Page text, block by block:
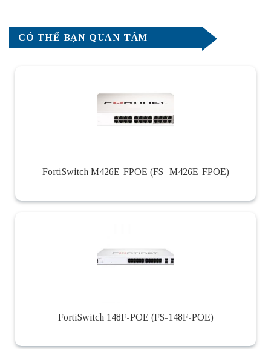
CÓ THỂ BẠN QUAN TÂM
FortiSwitch M426E-FPOE (FS- M426E-FPOE)
FortiSwitch 148F-POE (FS-148F-POE)